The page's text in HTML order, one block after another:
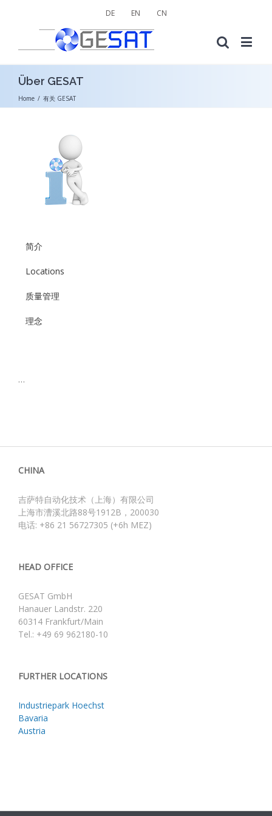
DE EN CN
Über GESAT
Home / 有关 GESAT
简介
Locations
质量管理
理念
…
CHINA
吉萨特自动化技术（上海）有限公司
上海市漕溪北路88号1912B，200030
电话: +86 21 56727305 (+6h MEZ)
HEAD OFFICE
GESAT GmbH
Hanauer Landstr. 220
60314 Frankfurt/Main
Tel.: +49 69 962180-10
FURTHER LOCATIONS
Industriepark Hoechst
Bavaria
Austria